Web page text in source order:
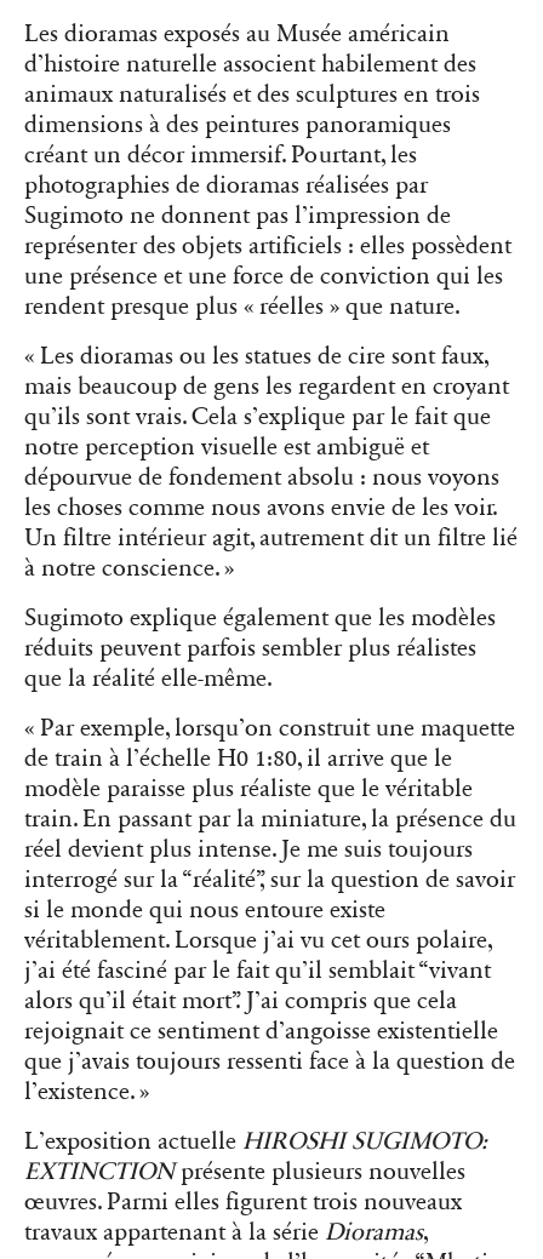
Les dioramas exposés au Musée américain
d’histoire naturelle associent habilement des
animaux naturalisés et des sculptures en trois
dimensions à des peintures panoramiques
créant un décor immersif. Pourtant, les
photographies de dioramas réalisées par
Sugimoto ne donnent pas l’impression de
représenter des objets artificiels : elles possèdent
une présence et une force de conviction qui les
rendent presque plus « réelles » que nature.
« Les dioramas ou les statues de cire sont faux,
mais beaucoup de gens les regardent en croyant
qu’ils sont vrais. Cela s’explique par le fait que
notre perception visuelle est ambiguë et
dépourvue de fondement absolu : nous voyons
les choses comme nous avons envie de les voir.
Un filtre intérieur agit, autrement dit un filtre lié
à notre conscience. »
Sugimoto explique également que les modèles
réduits peuvent parfois sembler plus réalistes
que la réalité elle-même.
« Par exemple, lorsqu’on construit une maquette
de train à l’échelle H0 1:80, il arrive que le
modèle paraisse plus réaliste que le véritable
train. En passant par la miniature, la présence du
réel devient plus intense. Je me suis toujours
interrogé sur la “réalité”, sur la question de savoir
si le monde qui nous entoure existe
véritablement. Lorsque j’ai vu cet ours polaire,
j’ai été fasciné par le fait qu’il semblait “vivant
alors qu’il était mort”. J’ai compris que cela
rejoignait ce sentiment d’angoisse existentielle
que j’avais toujours ressenti face à la question de
l’existence. »
L’exposition actuelle HIROSHI SUGIMOTO:
EXTINCTIONprésente plusieurs nouvelles
œuvres. Parmi elles figurent trois nouveaux
travaux appartenant à la série Dioramas,